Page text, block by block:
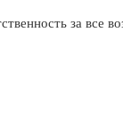
за все